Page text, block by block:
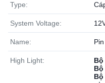
Type:
System Voltage:
Name:
High Light: